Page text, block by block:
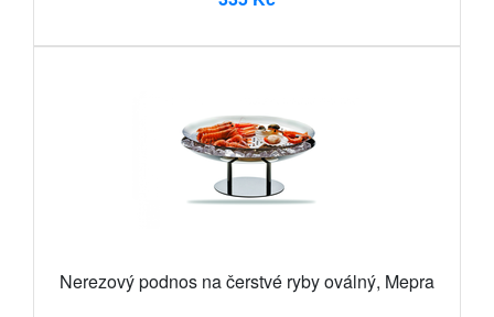
Nerezový podnos na čerstvé ryby oválný, Mepra